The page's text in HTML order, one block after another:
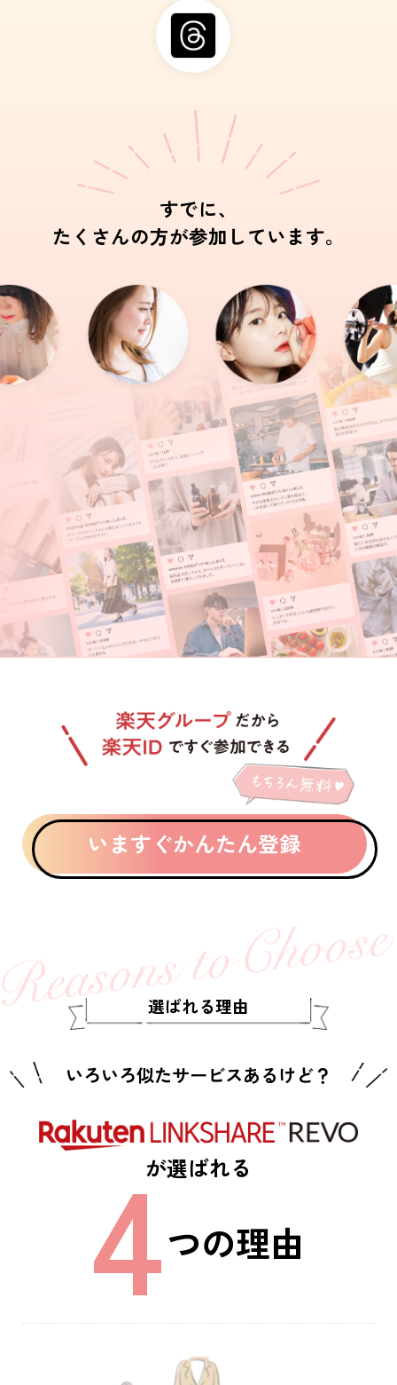
すでに、
たくさんの方が参加しています。
いますぐかんたん登録
選ばれる理由
いろいろ似たサービスあるけど？
が選ばれる
4つの理由